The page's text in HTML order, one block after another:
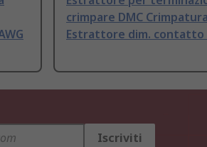
crimpare DMC
Estrattore dim. contatto
Iscriviti